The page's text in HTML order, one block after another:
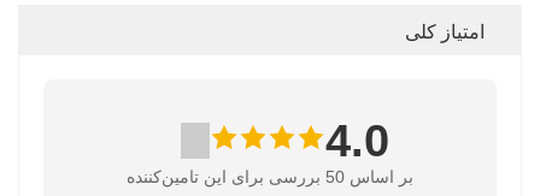
امتیاز کلی
4.0
بر اساس 50 بررسی برای این تامین‌کننده